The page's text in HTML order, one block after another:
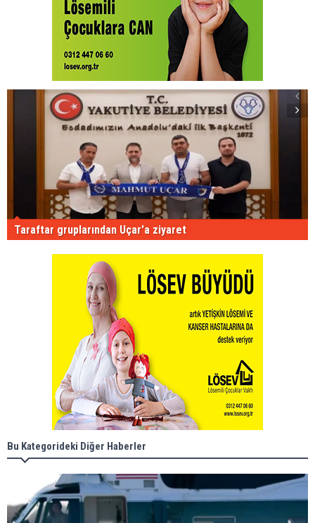
Taraftar gruplarından Uçar'a ziyaret
Bu Kategorideki Diğer Haberler